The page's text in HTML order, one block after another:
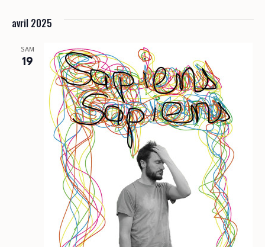
une
avril 2025
SAM
19